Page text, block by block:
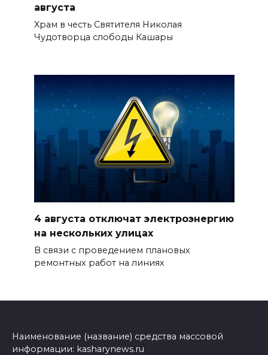
августа
Храм в честь Святителя Николая
Чудотворца слободы Кашары
4 августа отключат электроэнергию
на нескольких улицах
В связи с проведением плановых
ремонтных работ на линиях
Наименование (название) средства массовой
информации: kasharynews.ru